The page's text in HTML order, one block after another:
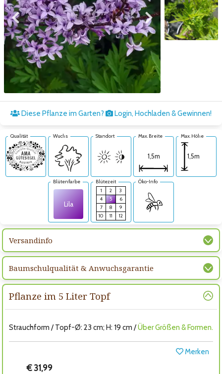
Zum vorigen Bild Zum nächsten Bild
Zum nächsten Bild
Diese Pflanze im Garten? Login, Hochladen & Gewinnen!
Qualität Wuchs Standort Max. Breite
1,5m
Max. Höhe
1,5m
Blütenfarbe
Lila
Blütezeit
1
2
3
4
5
6
7
8
9
10
11 12
Öko-Info
Versandinfo
Baumschulqualität & Anwuchsgarantie
Pflanze im 5 Liter Topf
Strauchform / Topf-Ø: 23 cm; H: 19 cm /Über Größen & Formen.
Merken
€ 31,99